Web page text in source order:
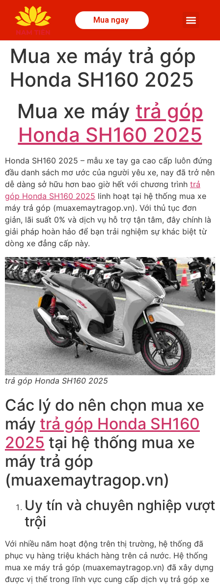
Mua ngay
Mua xe máy trả góp
Honda SH160 2025
Mua xe máy trả góp
Honda SH160 2025
Honda SH160 2025 – mẫu xe tay ga cao cấp luôn đứng
đầu danh sách mơ ước của người yêu xe, nay đã trở nên
dễ dàng sở hữu hơn bao giờ hết với chương trình trả
góp Honda SH160 2025 linh hoạt tại hệ thống mua xe
máy trả góp (muaxemaytragop.vn). Với thủ tục đơn
giản, lãi suất 0% và dịch vụ hỗ trợ tận tâm, đây chính là
giải pháp hoàn hảo để bạn trải nghiệm sự khác biệt từ
dòng xe đẳng cấp này.
trả góp Honda SH160 2025
Các lý do nên chọn mua xe
máy trả góp Honda SH160
2025 tại hệ thống mua xe
máy trả góp
(muaxemaytragop.vn)
Uy tín và chuyên nghiệp vượt
trội
Với nhiều năm hoạt động trên thị trường, hệ thống đã
phục vụ hàng triệu khách hàng trên cả nước. Hệ thống
mua xe máy trả góp (muaxemaytragop.vn) đã xây dựng
được vị thế trong lĩnh vực cung cấp dịch vụ trả góp xe